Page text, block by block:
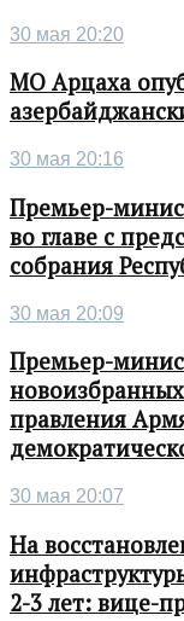
30 мая 20:20
МО Арцаха
30 мая 20:16
Премьер-
во главе с
собрания
30 мая 20:09
Премьер-
правления
30 мая 20:07
На
2-3 лет: вице-